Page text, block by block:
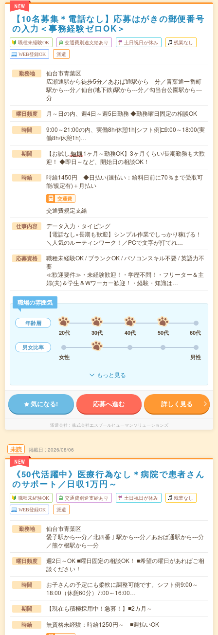
NEW
【10名募集＊電話なし】応募はがきの郵便番号
の入力＜事務経験ゼロOK＞
職種未経験OK 交通費別途支給あり 土日祝日が休み 残業なし
WEB登録OK 派遣
勤務地
仙台市青葉区
広瀬通駅から徒歩5分／あおば通駅から---分／青葉通一番町
駅から---分／仙台(地下鉄)駅から---分／勾当台公園駅から---
分
曜日頻度 月～日の内、週4日～週5日勤務 ◆勤務曜日固定の相談OK
時間
9:00～21:00の内、実働8h/休憩1h[シフト例]□9:00～18:00(実
働8h/休憩1h)…
期間 【お試し 短期1ヶ月～勤務OK】3ヶ月くらい/長期勤務も大歓
迎！ ◆即日～など、開始日の相談OK！
時給
時給1450円 ◆日払い(速払い：給料日前に70％まで受取可
能/規定有)＋月払い
交通費
交通費規定支給
仕事内容
データ入力・タイピング
【電話なし×長期も歓迎】シンプル作業でしっかり稼げる！
＼人気のルーティンワーク！／PCで文字が打てれ…
応募資格
職種未経験OK / ブランクOK / パソコンスキル不要 / 英語力不
要
≪歓迎要件≫・未経験歓迎！・学歴不問！・フリーター＆主
婦(夫)＆学生＆Wワーカー歓迎！・経験・知識は…
職場の雰囲気
年齢層
20代
30代 40代 50代
60代
男女比率
女性
男性
もっと見る
気になる! 応募へ進む 詳しく見る
派遣会社 株式会社エスプールヒューマンソリューションズ
未読
NEW
掲載日 2026/08/06
《50代活躍中》医療行為なし＊病院で患者さん
のサポート／日収1万円～
職種未経験OK 交通費別途支給あり 土日祝日が休み 残業なし
WEB登録OK 派遣
勤務地
仙台市青葉区
愛子駅から---分／北四番丁駅から---分／あおば通駅から---分
／熊ケ根駅から---分
曜日頻度
週2日～OK ■曜日固定の相談OK！ ■希望の曜日があればご相
談ください！
時間
お子さんの予定にも柔軟に調整可能です。シフト例9:00～
18:00（休憩60分）7:00～16:00…
期間 【現在も積極採用中！急募！】■2カ月～
時給 無資格未経験：時給1250円～ ■週払いOK